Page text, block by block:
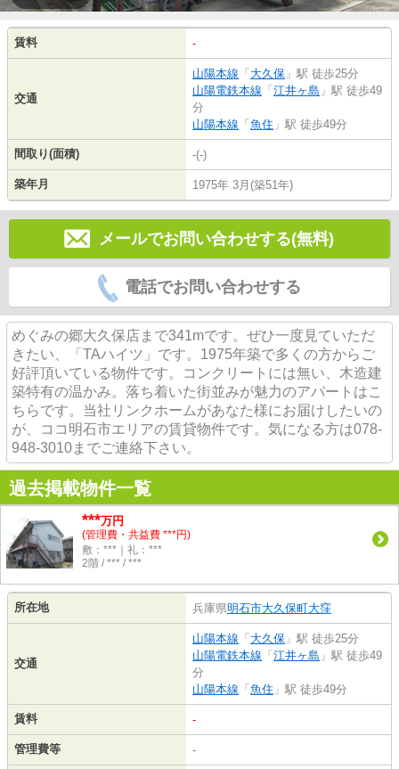
賃料 -
交通
山陽本線 「 大久保 」駅 徒歩25分
山陽電鉄本線 「 江井ヶ島 」駅 徒歩49
分
山陽本線 「 魚住 」駅 徒歩49分
間取り(面積) -(-)
築年月 1975年 3月(築51年)
メールでお問い合わせする(無料)
電話でお問い合わせする
めぐみの郷大久保店まで341mです。ぜひ一度見ていただ
きたい、「TAハイツ」です。1975年築で多くの方からご
好評頂いている物件です。コンクリートには無い、木造建
築特有の温かみ。落ち着いた街並みが魅力のアパートはこ
ちらです。当社リンクホームがあなた様にお届けしたいの
が、ココ明石市エリアの賃貸物件です。気になる方は078-
948-3010までご連絡下さい。
過去掲載物件一覧
***万円
(管理費・共益費 ***円)
敷：***｜礼：***
2階 / *** / ***
所在地 兵庫県明石市大久保町大窪
交通
山陽本線 「 大久保 」駅 徒歩25分
山陽電鉄本線 「 江井ヶ島 」駅 徒歩49
分
山陽本線 「 魚住 」駅 徒歩49分
賃料 -
管理費等 -